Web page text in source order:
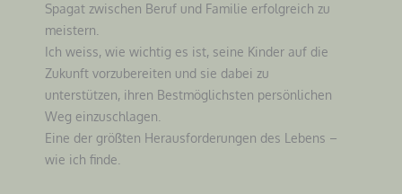
Spagat zwischen Beruf und Familie erfolgreich zu
meistern.
Ich weiss, wie wichtig es ist, seine Kinder auf die
Zukunft vorzubereiten und sie dabei zu
unterstützen, ihren Bestmöglichsten persönlichen
Weg einzuschlagen.
Eine der größten Herausforderungen des Lebens –
wie ich finde.